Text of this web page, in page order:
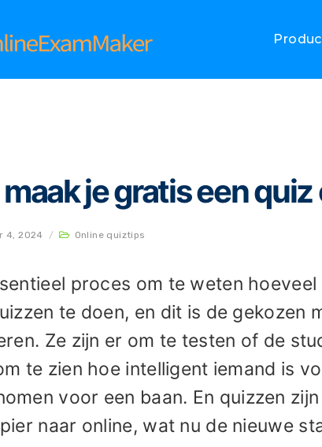
je gratis een
4, 2024 / Online quiztips
proces om te weten
te doen, en dit is de gekozen
Ze zijn er om te testen of de
te zien hoe intelligent iemand is
voor een baan. En quizzen
naar online, wat nu de nieuwe